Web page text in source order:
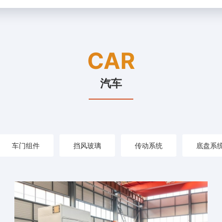
CAR
汽车
车门组件 挡风玻璃 传动系统 底盘系